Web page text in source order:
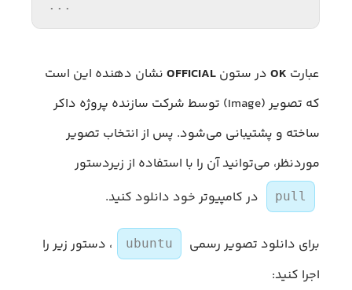
...
عبارت OK در ستون OFFICIAL نشان‌ دهنده این است
که تصویر (Image) توسط شرکت سازنده پروژه داکر
ساخته و پشتیبانی می‌شود. پس از انتخاب تصویر
موردنظر، می‌توانید آن را با استفاده از زیردستور
pull در کامپیوتر خود دانلود کنید.
برای دانلود تصویر رسمی ubuntu
، دستور زیر را
اجرا کنید: